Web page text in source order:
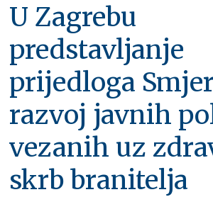
U Zagrebu
predstavljanje
prijedloga
razvoj javnih
vezanih uz
skrb branitelja